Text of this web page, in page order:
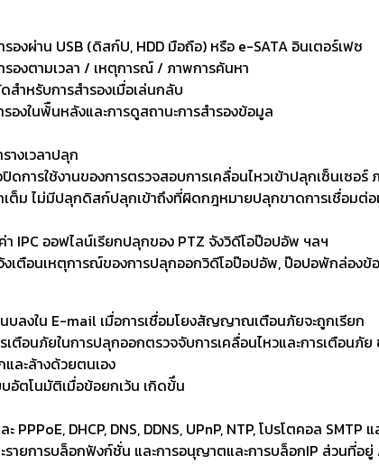
งผ่าน USB (ดิสก์U, HDD มือถือ) หรือ e-SATA อินเตอร์เฟซ
องตามเวลา / เหตุการณ์ / ภาพการค้นหา
ำหรับการสำรองเมื่อเล่นกลับ
งในพ้ืนหลังและการดูสถานะการสำรองข้อมูล
างเวลาปลุก
ดการใช้งานของการตรวจสอบการเคลื่อนไหวเข้าปลุกเซ็นเ
ม ไม่มีปลุกดิสก์ปลุกเข้าถึงที่ผิดกฎหมายปลุกขาดการเชื่อมต่อ
IPC ออฟไลน์เรียกปลุกของ PTZ จังวิดีโอป๊อปอัพ ฯลฯ
เตือนเหตุการณ์ของการปลุกออกวิดีโอป๊อปอัพ, ป๊อปอพักล่องข้
บลงใน E-mail เมื่อการเชื่อมโยงสัญญาณเตือนภัยจะถูกเรียก
ตือนภัยในการปลุกออกตรวจจับการเคลื่อนไหวและการเตือนภัย
ละล้างด้วยตนเอง
อัตโนมัติเมื่อข้อยกเว้น เกิดข้ึน
DHCP, DNS, DDNS, UPnP, NTP, โปรโตคอล SMTP
ายการบล็อกฟังก์ชั่น และการอนุญาตและการบล็อกIP ส่วนที่อยู่